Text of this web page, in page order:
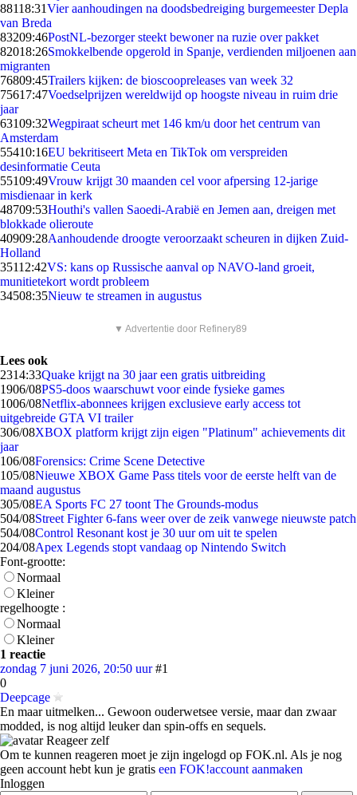
88118:31Vier aanhoudingen na doodsbedreiging burgemeester Depla
van Breda
83209:46PostNL-bezorger steekt bewoner na ruzie over pakket
82018:26Smokkelbende opgerold in Spanje, verdienden miljoenen aan
migranten
76809:45Trailers kijken: de bioscoopreleases van week 32
75617:47Voedselprijzen wereldwijd op hoogste niveau in ruim drie
jaar
63109:32Wegpiraat scheurt met 146 km/u door het centrum van
Amsterdam
55410:16EU bekritiseert Meta en TikTok om verspreiden
desinformatie Ceuta
55109:49Vrouw krijgt 30 maanden cel voor afpersing 12-jarige
misdienaar in kerk
48709:53Houthi's vallen Saoedi-Arabië en Jemen aan, dreigen met
blokkade olieroute
40909:28Aanhoudende droogte veroorzaakt scheuren in dijken Zuid-
Holland
35112:42VS: kans op Russische aanval op NAVO-land groeit,
munitietekort wordt probleem
34508:35Nieuw te streamen in augustus
▼ Advertentie door Refinery89
Lees ook
2314:33Quake krijgt na 30 jaar een gratis uitbreiding
1906/08PS5-doos waarschuwt voor einde fysieke games
1006/08Netflix-abonnees krijgen exclusieve early access tot
uitgebreide GTA VI trailer
306/08XBOX platform krijgt zijn eigen "Platinum" achievements dit
jaar
106/08Forensics: Crime Scene Detective
105/08Nieuwe XBOX Game Pass titels voor de eerste helft van de
maand augustus
305/08EA Sports FC 27 toont The Grounds-modus
504/08Street Fighter 6-fans weer over de zeik vanwege nieuwste patch
504/08Control Resonant kost je 30 uur om uit te spelen
204/08Apex Legends stopt vandaag op Nintendo Switch
Font-grootte:
Normaal
Kleiner
regelhoogte :
Normaal
Kleiner
1 reactie
zondag 7 juni 2026, 20:50 uur #1
0
Deepcage
En maar uitmelken... Gewoon ouderwetsee versie, maar dan zwaar
modded, is nog altijd leuker dan spin-offs en sequels.
Reageer zelf
Om te kunnen reageren moet je zijn ingelogd op FOK.nl. Als je nog
geen account hebt kun je gratis een FOK!account aanmaken
Inloggen